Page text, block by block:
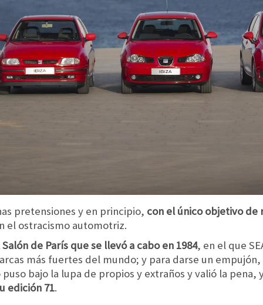
pretensiones y en principio, con el único objetivo de
el ostracismo automotriz.
de París que se llevó a cabo en 1984, en el que
más fuertes del mundo; y para darse un
bajo la lupa de propios y extraños y valió la pena,
edición 71.